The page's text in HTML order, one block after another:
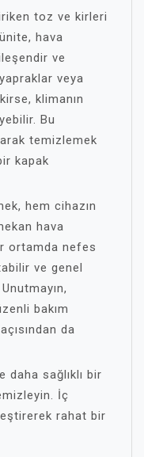
toz ve kirleri
hava
ve
veya
klimanın
Bu
temizlemek
kapak
hem cihazın
hava
ortamda nefes
ve genel
bakım
da
daha sağlıklı bir
İç
rahat bir